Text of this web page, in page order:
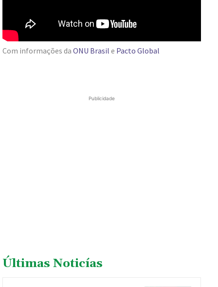
Com informações da ONU Brasil e Pacto Global
Publicidade
Últimas Noticías